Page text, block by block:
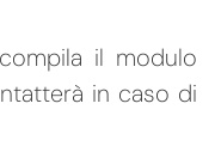
il modulo
in caso di